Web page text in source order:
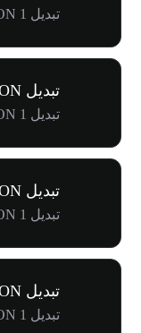
تبدیل 1 IRENON به ₹3.90K
تبدیل IRENON به JPY
تبدیل 1 IRENON به 円6.47K
تبدیل IRENON به BRL
تبدیل 1 IRENON به R$209.13
تبدیل SHOPON به GBP
تبدیل 1 SHOPON به £111.58